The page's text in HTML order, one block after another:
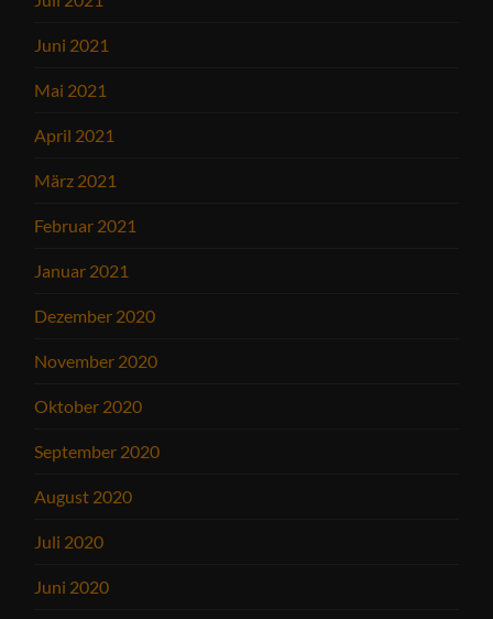
Juni 2021
Mai 2021
April 2021
März 2021
Februar 2021
Januar 2021
Dezember 2020
November 2020
Oktober 2020
September 2020
August 2020
Juli 2020
Juni 2020